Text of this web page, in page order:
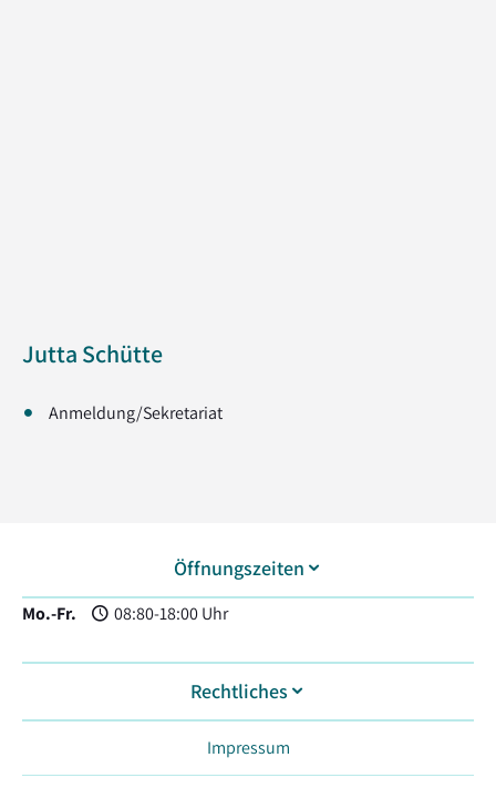
Jutta Schütte
Anmeldung/Sekretariat
Öffnungszeiten
Mo.-Fr. 08:80-18:00 Uhr
Rechtliches
Impressum